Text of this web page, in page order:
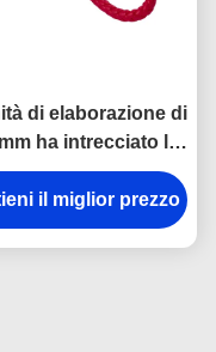
di elaborazione di
ha intrecciato le
chiave di cuoio
incidono Logo Car
Key Ring Holder
il miglior prezzo